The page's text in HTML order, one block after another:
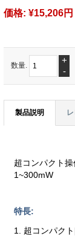
価格: ¥15,206円
数量.
+
-
製品説明
超コンパクト
1~300mW
特長:
1. 超コンパク